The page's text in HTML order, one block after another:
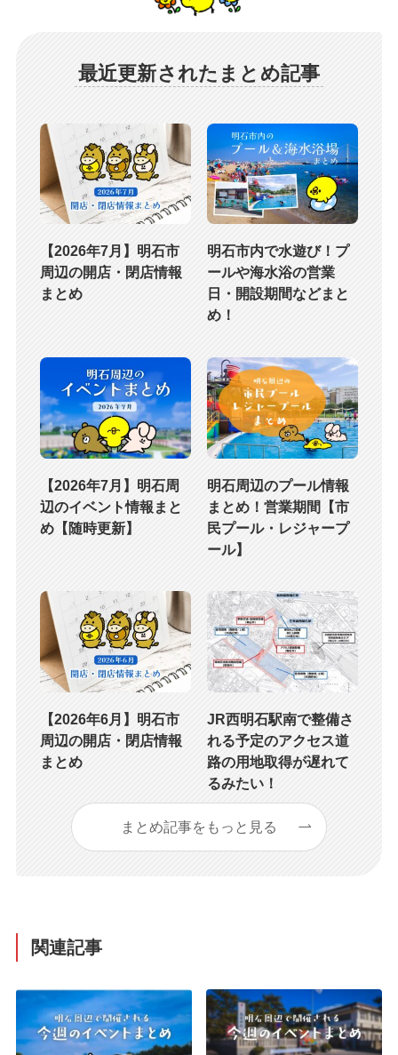
最近更新されたまとめ記事
【2026年7月】明石市
周辺の開店・閉店情報
まとめ
明石市内で水遊び！プ
ールや海水浴の営業
日・開設期間などまと
め！
【2026年7月】明石周
辺のイベント情報まと
め【随時更新】
明石周辺のプール情報
まとめ！営業期間【市
民プール・レジャープ
ール】
【2026年6月】明石市
周辺の開店・閉店情報
まとめ
JR西明石駅南で整備さ
れる予定のアクセス道
路の用地取得が遅れて
るみたい！
まとめ記事をもっと見る
関連記事